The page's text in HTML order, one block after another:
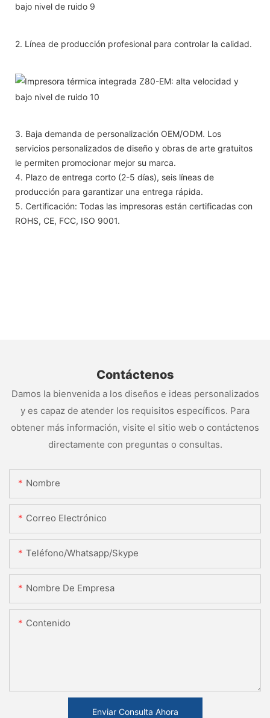
2. Línea de producción profesional para controlar la calidad.
3. Baja demanda de personalización OEM/ODM. Los
servicios personalizados de diseño y obras de arte gratuitos
le permiten promocionar mejor su marca.
4. Plazo de entrega corto (2-5 días), seis líneas de
producción para garantizar una entrega rápida.
5. Certificación: Todas las impresoras están certificadas con
ROHS, CE, FCC, ISO 9001.
Contáctenos
Damos la bienvenida a los diseños e ideas personalizados
y es capaz de atender los requisitos específicos. Para
obtener más información, visite el sitio web o contáctenos
directamente con preguntas o consultas.
Nombre
Correo Electrónico
Teléfono/whatsapp/skype
Nombre De Empresa
Contenido
Enviar Consulta Ahora